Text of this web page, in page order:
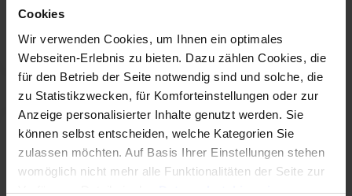
Cookies
Wir verwenden Cookies, um Ihnen ein optimales
Webseiten-Erlebnis zu bieten. Dazu zählen Cookies, die
für den Betrieb der Seite notwendig sind und solche, die
zu Statistikzwecken, für Komforteinstellungen oder zur
Anzeige personalisierter Inhalte genutzt werden. Sie
können selbst entscheiden, welche Kategorien Sie
zulassen möchten. Auf Basis Ihrer Einstellungen stehen
womöglich nicht mehr alle Funktionalitäten der Seite zur
Verfügung, Details in denDatenschutzhinweisen.
CASA."